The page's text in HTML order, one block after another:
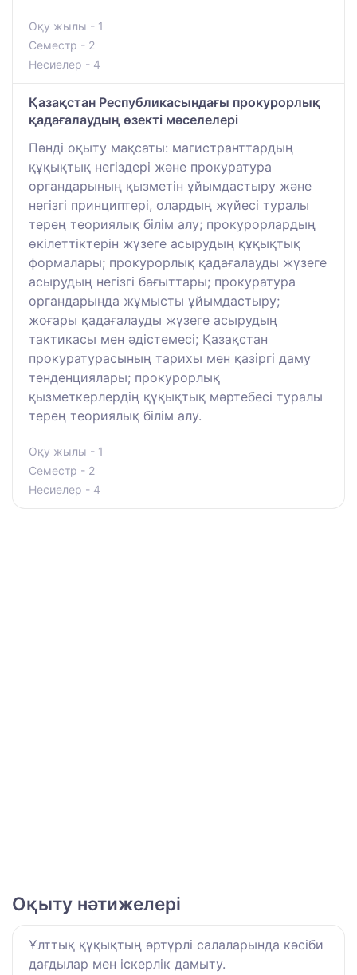
Оқу жылы - 1
Семестр - 2
Несиелер - 4
Қазақстан Республикасындағы прокурорлық
қадағалаудың өзекті мәселелері
Пәнді оқыту мақсаты: магистранттардың
құқықтық негіздері және прокуратура
органдарының қызметін ұйымдастыру және
негізгі принциптері, олардың жүйесі туралы
терең теориялық білім алу; прокурорлардың
өкілеттіктерін жүзеге асырудың құқықтық
формалары; прокурорлық қадағалауды жүзеге
асырудың негізгі бағыттары; прокуратура
органдарында жұмысты ұйымдастыру;
жоғары қадағалауды жүзеге асырудың
тактикасы мен әдістемесі; Қазақстан
прокуратурасының тарихы мен қазіргі даму
тенденциялары; прокурорлық
қызметкерлердің құқықтық мәртебесі туралы
терең теориялық білім алу.
Оқу жылы - 1
Семестр - 2
Несиелер - 4
Оқыту нәтижелері
Ұлттық құқықтың әртүрлі салаларында кәсіби
дағдылар мен іскерлік дамыту.